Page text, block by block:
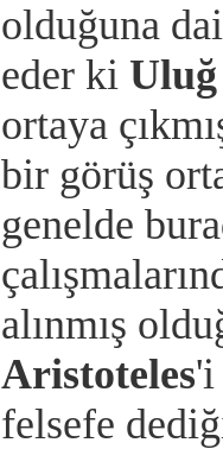
olduğuna
eder ki
ortaya
bir görüş
genelde
alınmış
Aristoteles'i
felsefe